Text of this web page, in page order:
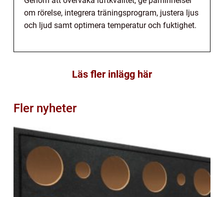
om rörelse, integrera träningsprogram, justera ljus
och ljud samt optimera temperatur och fuktighet.
Läs fler inlägg här
Fler nyheter